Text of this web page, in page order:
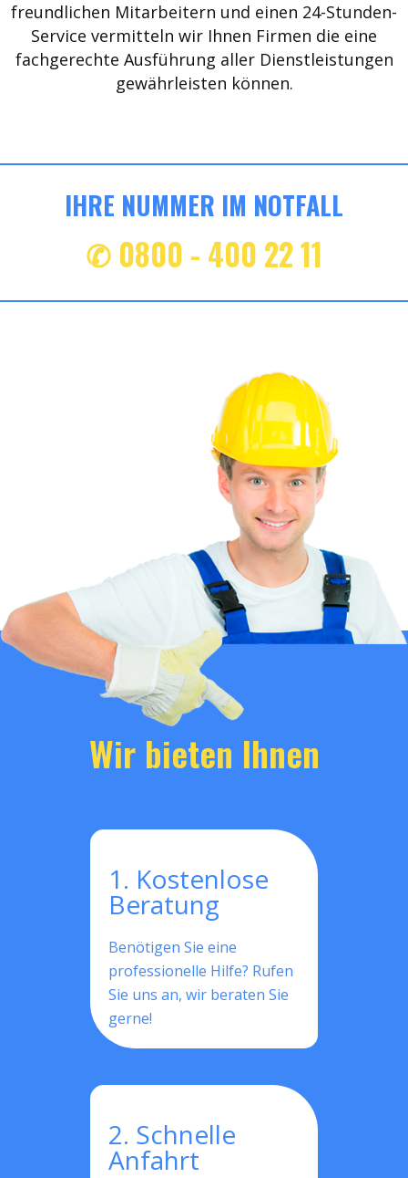
freundlichen Mitarbeitern und einen 24-Stunden-
Service vermitteln wir Ihnen Firmen die eine
fachgerechte Ausführung aller Dienstleistungen
gewährleisten können.
IHRE NUMMER IM NOTFALL
✆ 0800 - 400 22 11
Wir bieten Ihnen
1. Kostenlose
Beratung
Benötigen Sie eine
professionelle Hilfe? Rufen
Sie uns an, wir beraten Sie
gerne!
2. Schnelle
Anfahrt